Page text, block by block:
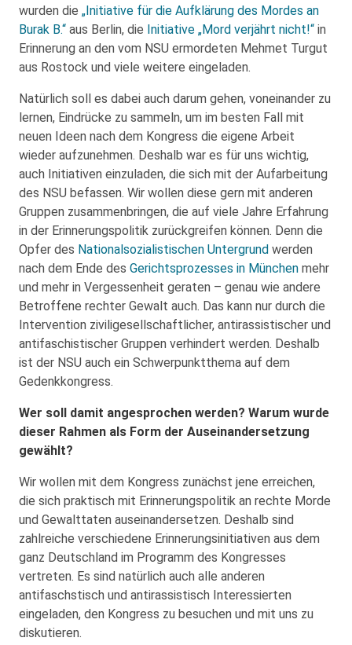
wurden die „Initiative für die Aufklärung des Mordes an
Burak B.“ aus Berlin, die Initiative „Mord verjährt nicht!“ in
Erinnerung an den vom NSU ermordeten Mehmet Turgut
aus Rostock und viele weitere eingeladen.
Natürlich soll es dabei auch darum gehen, voneinander zu
lernen, Eindrücke zu sammeln, um im besten Fall mit
neuen Ideen nach dem Kongress die eigene Arbeit
wieder aufzunehmen. Deshalb war es für uns wichtig,
auch Initiativen einzuladen, die sich mit der Aufarbeitung
des NSU befassen. Wir wollen diese gern mit anderen
Gruppen zusammenbringen, die auf viele Jahre Erfahrung
in der Erinnerungspolitik zurückgreifen können. Denn die
Opfer des Nationalsozialistischen Untergrund werden
nach dem Ende des Gerichtsprozesses in München mehr
und mehr in Vergessenheit geraten – genau wie andere
Betroffene rechter Gewalt auch. Das kann nur durch die
Intervention ziviligesellschaftlicher, antirassistischer und
antifaschistischer Gruppen verhindert werden. Deshalb
ist der NSU auch ein Schwerpunktthema auf dem
Gedenkkongress.
Wer soll damit angesprochen werden? Warum wurde
dieser Rahmen als Form der Auseinandersetzung
gewählt?
Wir wollen mit dem Kongress zunächst jene erreichen,
die sich praktisch mit Erinnerungspolitik an rechte Morde
und Gewalttaten auseinandersetzen. Deshalb sind
zahlreiche verschiedene Erinnerungsinitiativen aus dem
ganz Deutschland im Programm des Kongresses
vertreten. Es sind natürlich auch alle anderen
antifaschstisch und antirassistisch Interessierten
eingeladen, den Kongress zu besuchen und mit uns zu
diskutieren.